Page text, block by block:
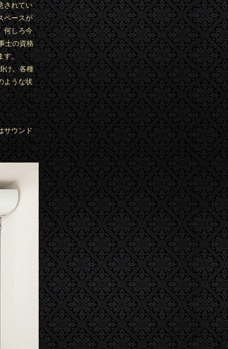
されてい
ペースが
何しろ今
士の資格
す。
け。各種
ような状
サウンド